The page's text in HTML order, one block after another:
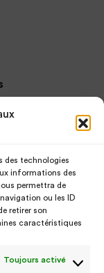
des technologies
informations des
permettra de
ou les ID
retirer son
caractéristiques
Toujours activé
technique